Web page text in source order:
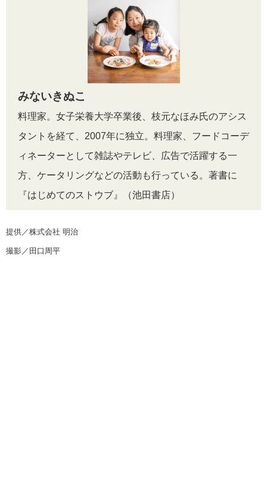
みないきぬこ
料理家。女子栄養大学卒業後、枝元なほみ氏のアシス
タントを経て、2007年に独立。 料理家、フードコーデ
ィネーターとして雑誌やテレビ、広告で活躍する一
方、ケータリングなどの活動も行っている。著書に
『はじめてのストウブ』（池田書店）
提供／株式会社 明治
撮影／田口周平